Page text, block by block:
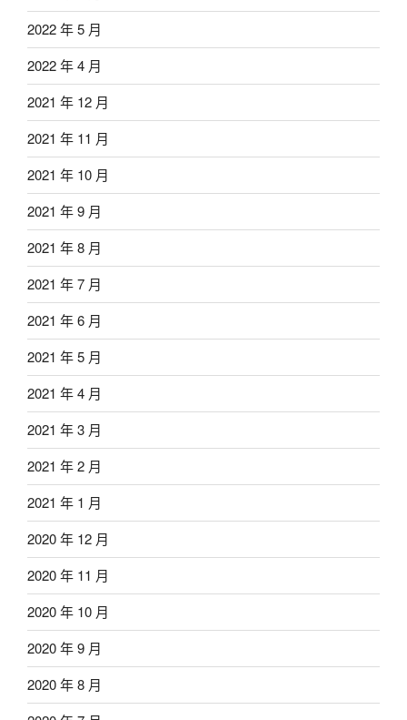
2022 年 5 月
2022 年 4 月
2021 年 12 月
2021 年 11 月
2021 年 10 月
2021 年 9 月
2021 年 8 月
2021 年 7 月
2021 年 6 月
2021 年 5 月
2021 年 4 月
2021 年 3 月
2021 年 2 月
2021 年 1 月
2020 年 12 月
2020 年 11 月
2020 年 10 月
2020 年 9 月
2020 年 8 月